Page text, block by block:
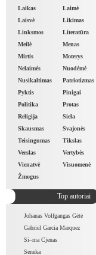
Laikas
Laimė
Laisvė
Likimas
Linksmos
Literatūra
Meilė
Menas
Mirtis
Moterys
Nelaimės
Nuodėmė
Nusikaltimas
Patriotizmas
Pyktis
Pinigai
Politika
Protas
Religija
Siela
Skausmas
Svajonės
Teisingumas
Tikslas
Verslas
Vertybės
Vienatvė
Visuomenė
Žmogus
Top autoriai
Johanas Volfgangas Gėtė
Gabriel Garcia Marquez
Si–ma Cjenas
Seneka